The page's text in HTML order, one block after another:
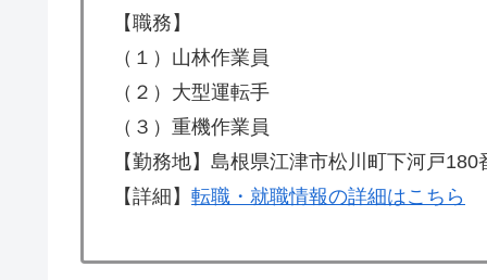
【職務】
（１）山林作業員
（２）大型運転手
（３）重機作業員
【勤務地】島根県江津市松川町下河戸180
【詳細】 転職・就職情報の詳細はこちら